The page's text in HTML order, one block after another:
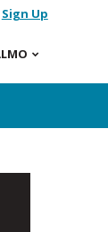
Sign Up